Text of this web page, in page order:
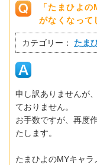
「たまひよ
がなくなって
カテゴリー： たま
申し訳ありませんが
ておりません。
お手数ですが、再度
たします。
たまひよのMYキャ